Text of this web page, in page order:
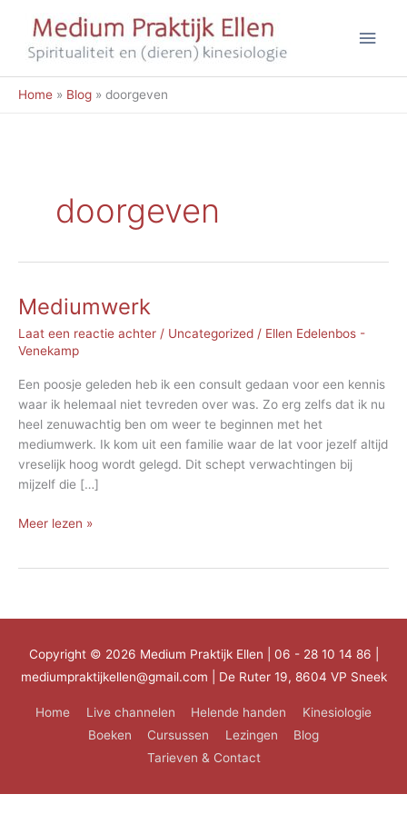
Home Blog doorgeven
doorgeven
Mediumwerk
Laat een reactie achter / Uncategorized / Ellen Edelenbos -
Venekamp
Een poosje geleden heb ik een consult gedaan voor een kennis
waar ik helemaal niet tevreden over was. Zo erg zelfs dat ik nu
heel zenuwachtig ben om weer te beginnen met het
mediumwerk. Ik kom uit een familie waar de lat voor jezelf altijd
vreselijk hoog wordt gelegd. Dit schept verwachtingen bij
mijzelf die […]
Mediumwerk
Meer lezen »
Copyright © 2026 Medium Praktijk Ellen | 06 - 28 10 14 86 |
mediumpraktijkellen@gmail.com | De Ruter 19, 8604 VP Sneek
Home Live channelen Helende handen
Kinesiologie
Boeken
Cursussen Lezingen
Blog
Tarieven & Contact